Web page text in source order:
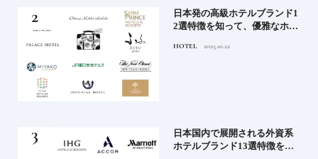
日本発の高級ホテルブランド1
2選特徴を知って、優雅なホテ
ンド大解剖①
HOTEL 2025.10.22
日本国内で展開される外資系
ホテルブランド13選特徴を知